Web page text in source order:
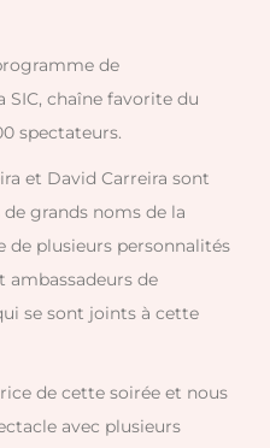
de
chaîne favorite du
spectateurs.
et David Carreira sont
grands noms de la
de plusieurs personnalités
ambassadeurs de
se sont joints à cette
de cette soirée et nous
avec plusieurs